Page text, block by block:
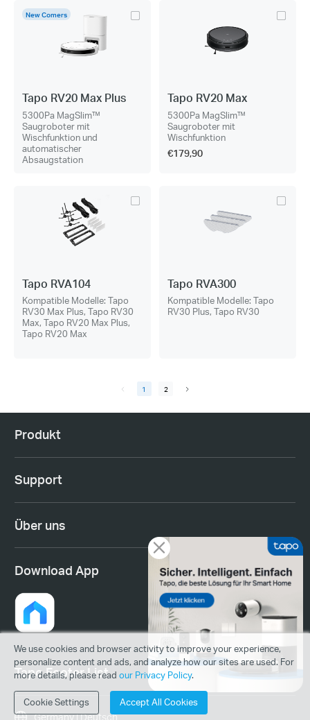
New Comers
Tapo RV20 Max Plus
5300Pa MagSlim™
Saugroboter mit
Wischfunktion und
automatischer
Absaugstation
Tapo RV20 Max
5300Pa MagSlim™
Saugroboter mit
Wischfunktion
€179,90
Tapo RVA104
Kompatible Modelle: Tapo
RV30 Max Plus, Tapo RV30
Max, Tapo RV20 Max Plus,
Tapo RV20 Max
Tapo RVA300
Kompatible Modelle: Tapo
RV30 Plus, Tapo RV30
1 2
Produkt
Support
Über uns
Download App
Tapo Footer List
Germany | Deutsch
We use cookies and browser activity to improve your experience,
personalize content and ads, and analyze how our sites are used. For
more details, please read our Privacy Policy.
Cookie Settings Accept All Cookies